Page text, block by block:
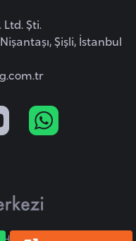
Şti.
Şişli, İstanbul